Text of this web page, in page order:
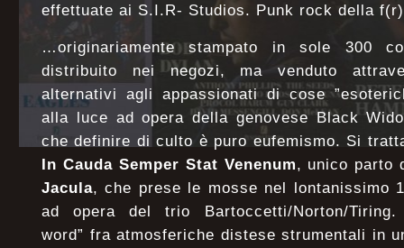
effettuate ai S.I.R- Studios. Punk rock della
…originariamente stampato in sole 300
distribuito nei negozi, ma venduto
alternativi agli appassionati di cose
alla luce ad opera della genovese Black
che definire di culto è puro eufemismo. Si
In Cauda Semper Stat Venenum, unico parto
Jacula, che prese le mosse nel lontanissimo
ad opera del trio Bartoccetti/Norton/
word” fra atmosferiche distese strumentali in